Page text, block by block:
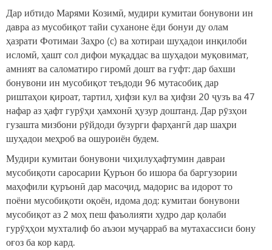
Дар ибтидо Марями Козимӣ, мудири кумитаи бонувони ин
давра аз мусобиқот тайи суханоне ёди бонуи ду олам
ҳазрати Фотимаи Заҳро (с) ва хотираи шуҳадои инқилоби
исломӣ, ҳашт сол дифои муқаддас ва шуҳадои муқовимат,
амният ва саломатиро гиромӣ дошт ва гуфт: дар бахши
бонувони ин мусобиқот теъдоди 96 мутасобиқ дар
риштаҳои қироат, тартил, ҳифзи кул ва ҳифзи 20 ҷузъ ва 47
нафар аз ҳафт гурӯҳи ҳамхонӣ ҳузур доштанд. Дар рӯзҳои
гузашта мизбони рӯйдоди бузурги фарҳангӣ дар шаҳри
шуҳадои меҳроб ва ошуроиён будем.
Мудири кумитаи бонувони чиҳилуҳафтумин давраи
мусобиқоти саросарии Қуръон бо ишора ба баргузории
маҳофили қуръонӣ дар масоҷид, мадорис ва идорот то
поёни мусобиқоти оқоён, идома дод: кумитаи бонувони
мусобиқот аз 2 моҳ пеш фаъолияти худро дар қолаби
гурӯҳҳои мухталиф бо аъзои муҷарраб ва мутахассиси бону
оғоз ба кор кард.